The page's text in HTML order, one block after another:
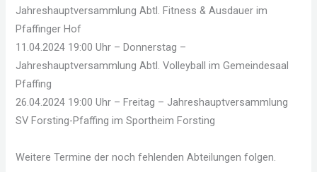
Jahreshauptversammlung Abtl. Fitness & Ausdauer im
Pfaffinger Hof
11.04.2024 19:00 Uhr – Donnerstag –
Jahreshauptversammlung Abtl. Volleyball im Gemeindesaal
Pfaffing
26.04.2024 19:00 Uhr – Freitag – Jahreshauptversammlung
SV Forsting-Pfaffing im Sportheim Forsting
Weitere Termine der noch fehlenden Abteilungen folgen.